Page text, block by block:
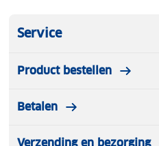
Service
Product bestellen
Betalen
Verzending en bezorging